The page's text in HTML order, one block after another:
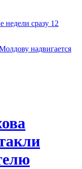
недели сразу 12
надвигается